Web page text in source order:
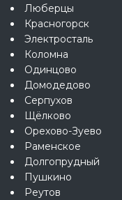
Люберцы
Красногорск
Электросталь
Коломна
Одинцово
Домодедово
Серпухов
Щёлково
Орехово-Зуево
Раменское
Долгопрудный
Пушкино
Реутов